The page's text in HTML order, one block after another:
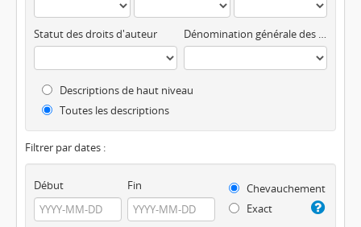
Statut des droits d'auteur Dénomination générale des documents
Descriptions de haut niveau
Toutes les descriptions
Filtrer par dates :
Début Fin
Chevauchement
Exact